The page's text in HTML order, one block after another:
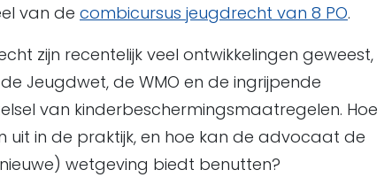
van de combicursus jeugdrecht van 8 PO.
zijn recentelijk veel ontwikkelingen geweest,
Jeugdwet, de WMO en de ingrijpende
van kinderbeschermingsmaatregelen. Hoe
uit in de praktijk, en hoe kan de advocaat de
wetgeving biedt benutten?